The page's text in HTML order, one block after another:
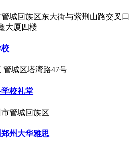
城回族区东大街与紫荆山路交叉口
大厦四楼
城区塔湾路47号
校礼堂
管城回族区
州大华雅思